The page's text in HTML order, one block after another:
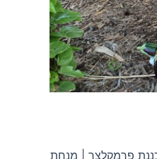
פרמקלצר | מנחת